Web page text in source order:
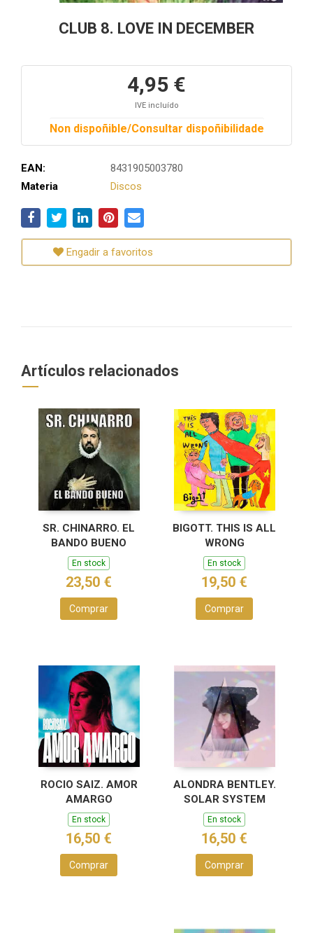
CLUB 8. LOVE IN DECEMBER
4,95 €
IVE incluído
Non dispoñible/Consultar dispoñibilidade
EAN:
8431905003780
Materia
Discos
Engadir a favoritos
Artículos relacionados
SR. CHINARRO. EL
BANDO BUENO
En stock
23,50 €
Comprar
BIGOTT. THIS IS ALL
WRONG
En stock
19,50 €
Comprar
ROCIO SAIZ. AMOR
AMARGO
En stock
16,50 €
Comprar
ALONDRA BENTLEY.
SOLAR SYSTEM
En stock
16,50 €
Comprar